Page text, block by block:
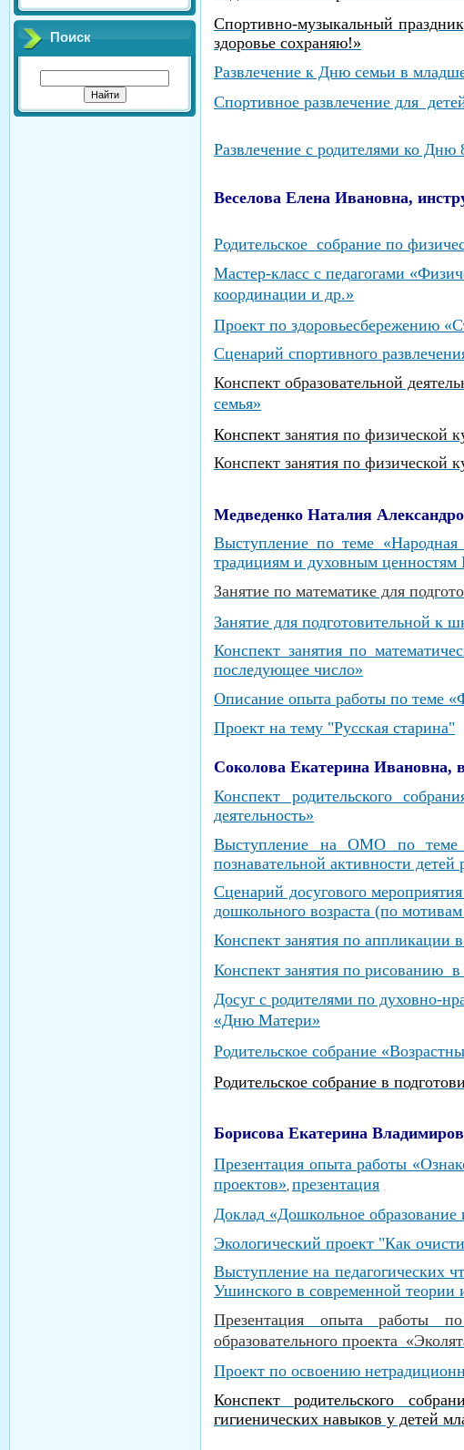
Поиск
Спортивно-музыкальный
здоровье сохраняю!»
Развлечение к Дню семьи в
Спортивное развлечение для
Развлечение с родителями ко Дню
Веселова Елена Ивановна,
Родительское собрание по
Мастер-класс с педагогами
координации и др.»
Проект по здоровьесбережению
Сценарий спортивного
Конспект образовательной
семья»
Конспект занятия по физической
Конспект занятия по физической
Медведенко Наталия
Выступление по теме
традициям и духовным ценностям
Занятие по математике для
Занятие для подготовительной к
Конспект занятия по
последующее число»
Описание опыта работы по теме
Проект на тему "Русская старина"
Соколова Екатерина Ивановна,
Конспект родительского
деятельность»
Выступление на ОМО по теме
познавательной активности детей
Сценарий досугового
дошкольного возраста (по
Конспект занятия по аппликации
Конспект занятия по рисованию
Досуг с родителями по духовно-
«Дню Матери»
Родительское собрание
Родительское собрание в
Борисова Екатерина
Презентация опыта работы
проектов» презентация
Доклад «Дошкольное
Экологический проект "Как
Выступление на педагогических
Ушинского в современной теории
Презентация опыта работы
образовательного проекта
Проект по освоению
Конспект родительского
гигиенических навыков у детей